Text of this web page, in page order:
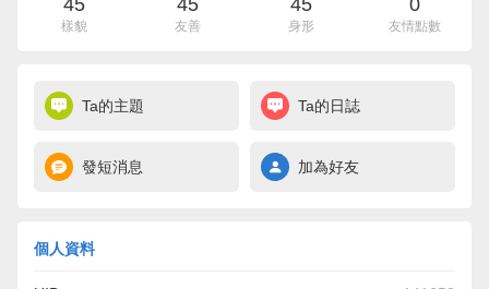
45
樣貌
45
友善
45
身形
0
友情點數
Ta的主題 Ta的日誌
發短消息 加為好友
個人資料